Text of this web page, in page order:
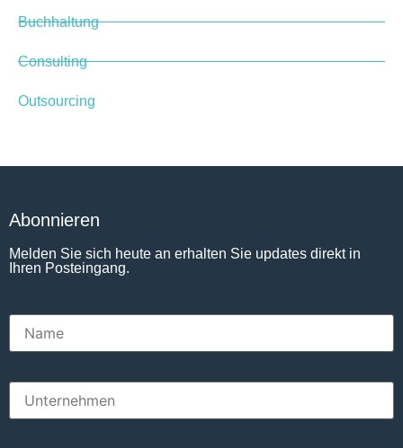
Buchhaltung
Consulting
Outsourcing
Abonnieren
Melden Sie sich heute an erhalten Sie updates direkt in
Ihren Posteingang.